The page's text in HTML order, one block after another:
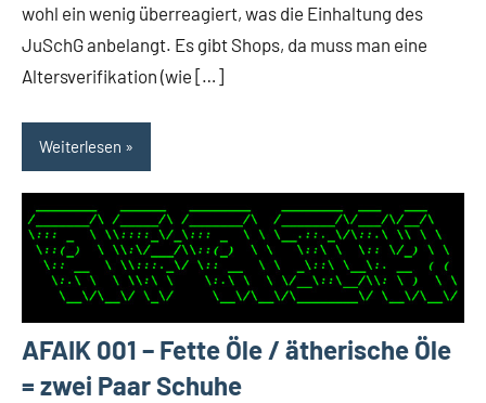
wohl ein wenig überreagiert, was die Einhaltung des
JuSchG anbelangt. Es gibt Shops, da muss man eine
Altersverifikation (wie […]
Weiterlesen
AFAIK 001 – Fette Öle / ätherische Öle
= zwei Paar Schuhe